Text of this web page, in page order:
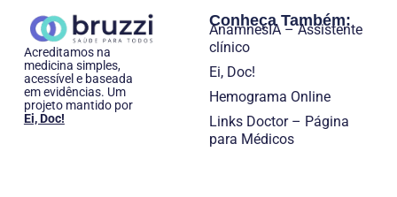
Acreditamos na
medicina simples,
acessível e baseada
em evidências. Um
projeto mantido por
Ei, Doc!
Conheça Também:
AnamnesIA – Assistente
clínico
Ei, Doc!
Hemograma Online
Links Doctor – Página
para Médicos